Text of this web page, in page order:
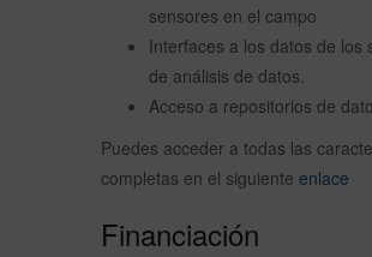
sensores en el campo
Interfaces a los datos de los
de análisis de datos.
Acceso a repositorios de
Puedes acceder a todas las
completas en el siguiente enlace
Financiación